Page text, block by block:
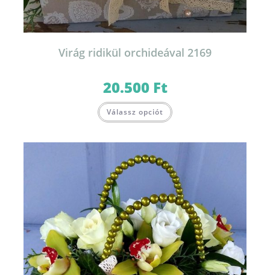
Virág ridikül orchideával 2169
20.500 Ft
Válassz opciót